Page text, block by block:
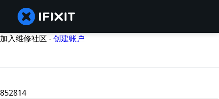
加入维修社区 -创建账户
852814